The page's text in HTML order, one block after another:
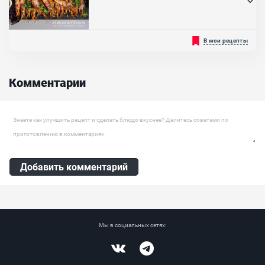
Стейк зубатки, Лимон , Чеснок сушеный, Розмарин, Масло
оливковое
Крупные, замороженные лангустины, очень вкусные, и стоят
разумных денег. Главное - правильно их приготовить! Лангустины
приготовление займет не более 25 минут,...
«Пармезан»‎, Арахис, Масло оливковое
В мои рецепты
Комментарии
Оставить комментарий
Добавить комментарий
Мы в социальных сетях: